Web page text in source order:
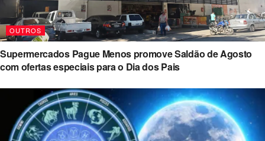
OUTROS
Supermercados Pague Menos promove Saldão de Agosto
com ofertas especiais para o Dia dos Pais